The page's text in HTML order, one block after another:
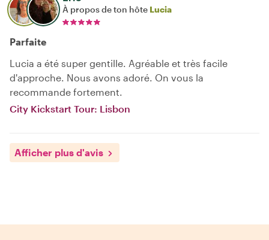
À propos de ton hôte Lucia
Parfaite
Lucia a été super gentille. Agréable et très facile
d'approche. Nous avons adoré. On vous la
recommande fortement.
City Kickstart Tour: Lisbon
Afficher plus d'avis